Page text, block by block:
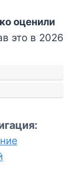
оценили
это в 2026